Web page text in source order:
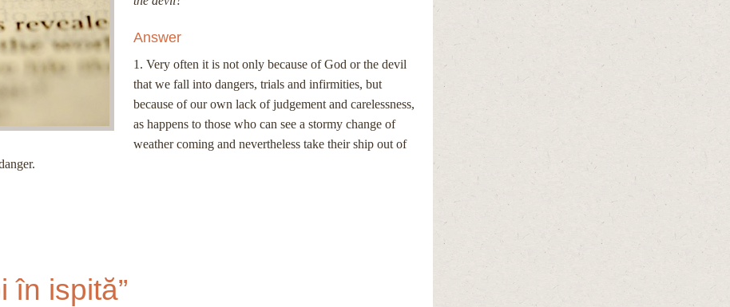
Answer
1. Very often it is not only because of God or the devil
that we fall into dangers, trials and infirmities, but
because of our own lack of judgement and carelessness,
as happens to those who can see a stormy change of
weather coming and nevertheless take their ship out of
în ispită”